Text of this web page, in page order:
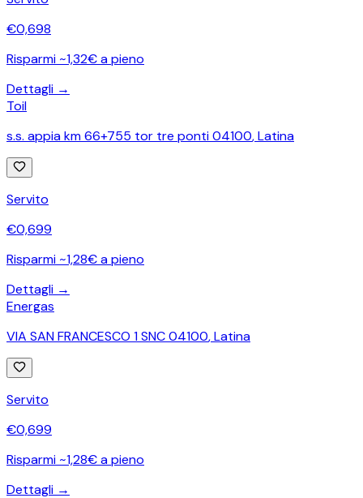
€0,698
Risparmi ~1,32€ a pieno
Dettagli →
Toil
s.s. appia km 66+755 tor tre ponti 04100,Latina
Servito
€0,699
Risparmi ~1,28€ a pieno
Dettagli →
Energas
VIA SAN FRANCESCO 1 SNC 04100,Latina
Servito
€0,699
Risparmi ~1,28€ a pieno
Dettagli →